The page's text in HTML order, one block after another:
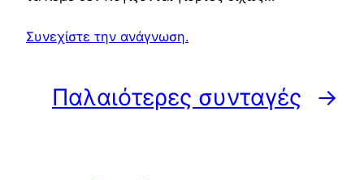
Συνεχίστε την ανάγνωση.
Παλαιότερες συνταγές →